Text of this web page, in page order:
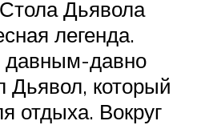
Дьявола
легенда.
давным-давно
Дьявол, который
отдыха. Вокруг